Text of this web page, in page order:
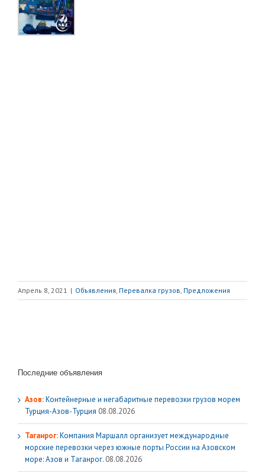
Апрель 8, 2021 | Объявления, Перевалка грузов, Предложения
Последние объявления
Азов:Контейнерные и негабаритные перевозки грузов морем
Турция-Азов-Турция 08.08.2026
Таганрог:Компания Маршалл организует международные
морские перевозки через южные порты России на Азовском
море: Азов и Таганрог. 08.08.2026